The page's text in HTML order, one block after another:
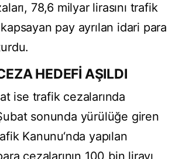
78,6 milyar lirasını trafik
kapsayan pay ayrılan idari para
HEDEFİ AŞILDI
ise trafik cezalarında
sonunda yürülüğe giren
Kanunu‘nda yapılan